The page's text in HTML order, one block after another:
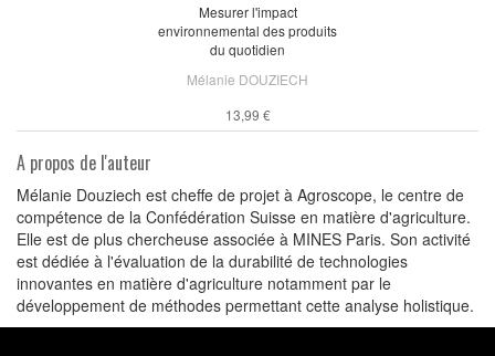
Mesurer l'impact
environnemental des produits
du quotidien
Mélanie DOUZIECH
13,99 €
A propos de l'auteur
Mélanie Douziech est cheffe de projet à Agroscope, le centre de
compétence de la Confédération Suisse en matière d'agriculture.
Elle est de plus chercheuse associée à MINES Paris. Son activité
est dédiée à l'évaluation de la durabilité de technologies
innovantes en matière d'agriculture notamment par le
développement de méthodes permettant cette analyse holistique.